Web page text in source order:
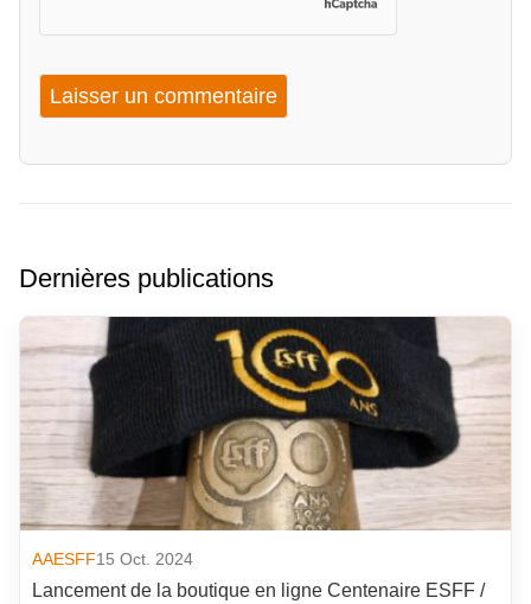
Dernières publications
AAESFF15 Oct. 2024
Lancement de la boutique en ligne Centenaire ESFF /